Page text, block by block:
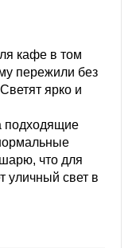
кафе в том
пережили без
ярко и
подходящие
что для
уличный свет в